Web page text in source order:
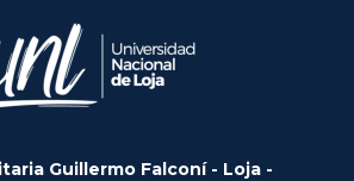
Guillermo Falconí - Loja -